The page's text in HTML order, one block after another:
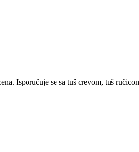
Isporučuje se sa tuš crevom, tuš